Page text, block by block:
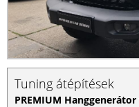
Tuning átépítések
PREMIUM Hanggenerátor